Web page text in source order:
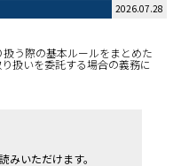
2026.07.28
う際の基本ルールをまとめた
扱いを委託する場合の義務に
みいただけます。